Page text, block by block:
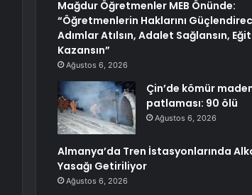
Mağdur Öğretmenler MEB Önünde:
“Öğretmenlerin Haklarını
Adımlar Atılsın, Adalet Sağlansın,
Kazansın”
Ağustos 6, 2026
Çin’de kömür
patlaması: 90 ölü
Ağustos 6, 2026
Almanya’da Tren İstasyonlarında
Yasağı Getiriliyor
Ağustos 6, 2026